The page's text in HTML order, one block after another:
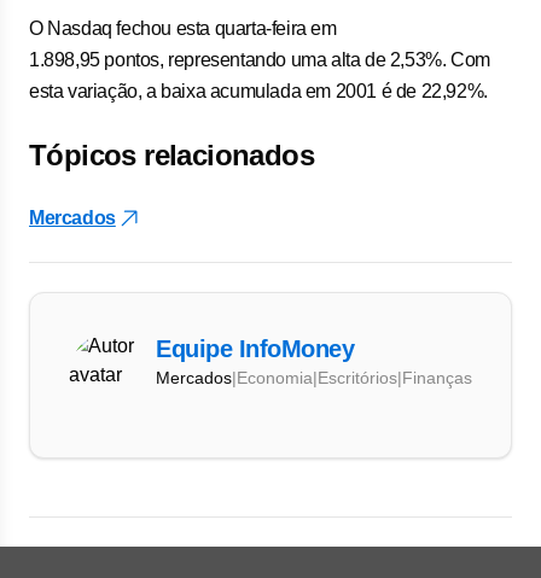
O Nasdaq fechou esta quarta-feira em
1.898,95 pontos, representando uma alta de 2,53%. Com
esta variação, a baixa acumulada em 2001 é de 22,92%.
Tópicos relacionados
Mercados
Equipe InfoMoney
Mercados|Economia|Escritórios|Finanças